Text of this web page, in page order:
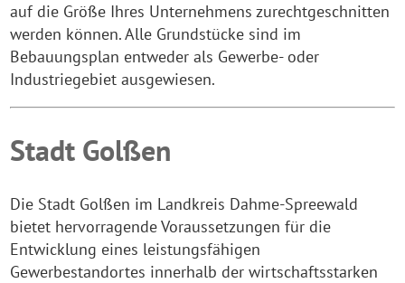
auf die Größe Ihres Unternehmens zurechtgeschnitten
werden können. Alle Grundstücke sind im
Bebauungsplan entweder als Gewerbe- oder
Industriegebiet ausgewiesen.
Stadt Golßen
Die Stadt Golßen im Landkreis Dahme-Spreewald
bietet hervorragende Voraussetzungen für die
Entwicklung eines leistungsfähigen
Gewerbestandortes innerhalb der wirtschaftsstarken